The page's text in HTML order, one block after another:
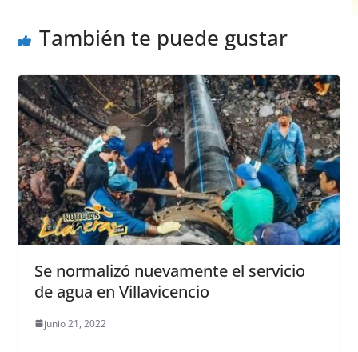
También te puede gustar
Se normalizó nuevamente el servicio
de agua en Villavicencio
junio 21, 2022